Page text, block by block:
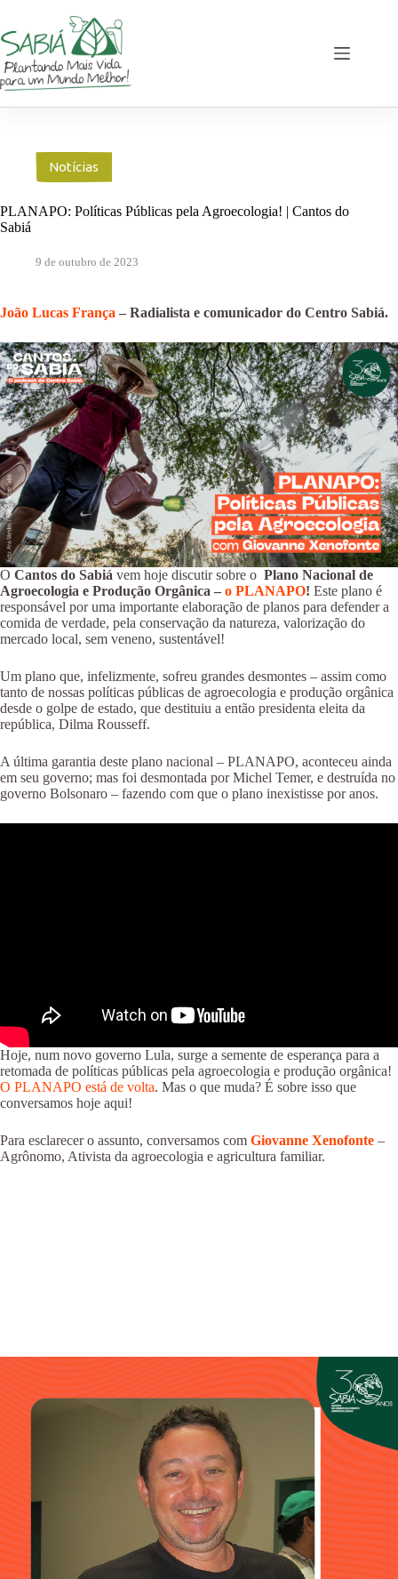
o
conteúdo
Notícias
PLANAPO: Políticas Públicas pela Agroecologia! | Cantos do
Sabiá
9 de outubro de 2023
João Lucas França – Radialista e comunicador do Centro Sabiá.
O Cantos do Sabiá vem hoje discutir sobre o Plano Nacional de
Agroecologia e Produção Orgânica – o PLANAPO! Este plano é
responsável por uma importante elaboração de planos para defender a
comida de verdade, pela conservação da natureza, valorização do
mercado local, sem veneno, sustentável!
Um plano que, infelizmente, sofreu grandes desmontes – assim como
tanto de nossas políticas públicas de agroecologia e produção orgânica
desde o golpe de estado, que destituiu a então presidenta eleita da
república, Dilma Rousseff.
A última garantia deste plano nacional – PLANAPO, aconteceu ainda
em seu governo; mas foi desmontada por Michel Temer, e destruída no
governo Bolsonaro – fazendo com que o plano inexistisse por anos.
Hoje, num novo governo Lula, surge a semente de esperança para a
retomada de políticas públicas pela agroecologia e produção orgânica!
O PLANAPO está de volta. Mas o que muda? É sobre isso que
conversamos hoje aqui!
Para esclarecer o assunto, conversamos com Giovanne Xenofonte –
Agrônomo, Ativista da agroecologia e agricultura familiar.